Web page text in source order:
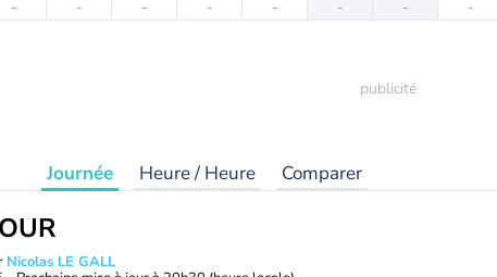
- - - - - - - -
Journée Heure / Heure Comparer
Nicolas LE GALL